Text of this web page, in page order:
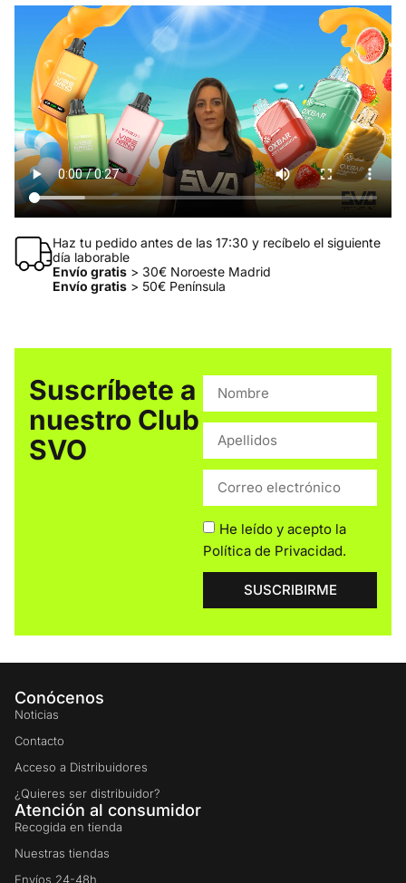
Haz tu pedido antes de las 17:30 y recíbelo el siguiente
día laborable
Envío gratis> 30€ Noroeste Madrid
Envío gratis> 50€ Península
Suscríbete a
nuestro Club
SVO
He leído y acepto la
Política de Privacidad.
SUSCRIBIRME
Conócenos
Noticias
Contacto
Acceso a Distribuidores
¿Quieres ser distribuidor?
Atención al consumidor
Recogida en tienda
Nuestras tiendas
Envíos 24-48h